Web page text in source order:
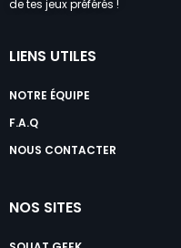
de tes jeux préférés !
LIENS UTILES
NOTRE ÉQUIPE
F.A.Q
NOUS CONTACTER
NOS SITES